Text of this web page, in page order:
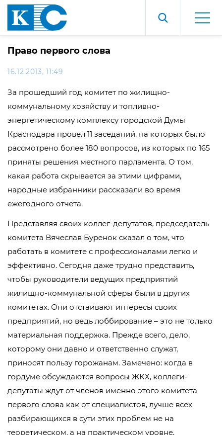
Право первого слова
16.12.2013, 11:49
За прошедший год комитет по жилищно-
коммунальному хозяйству и топливно-
энергетическому комплексу городской Думы
Краснодара провел 11 заседаний, на которых было
рассмотрено более 180 вопросов, из которых по 165
приняты решения местного парламента. О том,
какая работа скрывается за этими цифрами,
народные избранники рассказали во время
ежегодного отчета.
Представляя своих коллег-депутатов, председатель
комитета Вячеслав Буренок сказал о том, что
работать в комитете с профессионалами легко и
эффективно. Сегодня даже трудно представить,
чтобы руководители ведущих предприятий
жилищно-коммунальной сферы были в других
комитетах. Они отстаивают интересы своих
предприятий, но ведь лоббирование – это не только
материальная поддержка. Прежде всего, дело,
которому они давно и ответственно служат,
приносят пользу горожанам. Замечено: когда в
гордуме обсуждаются вопросы ЖКХ, коллеги-
депутаты ждут от членов именно этого комитета
первого слова как от специалистов, лучше всех
разбирающихся в сути этих проблем не на
теоретическом, а на практическом уровне.